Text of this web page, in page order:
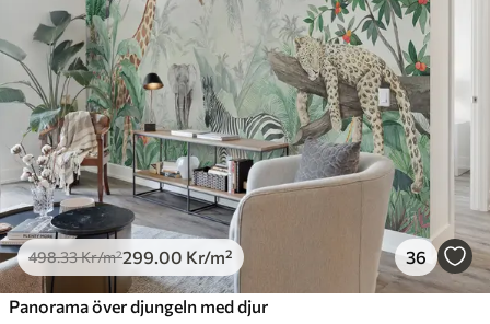
498.33Kr/m²299.00 Kr/m² 36
Panorama över djungeln med djur